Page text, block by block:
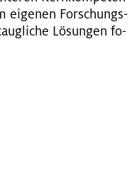
ei­ge­nen For­schungs-
Lö­sun­gen fo­